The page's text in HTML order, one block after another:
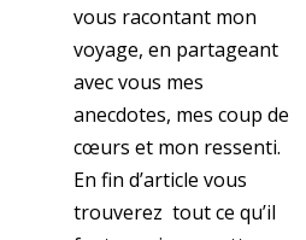
vous racontant mon
voyage, en partageant
avec vous mes
anecdotes, mes coup de
cœurs et mon ressenti.
En fin d’article vous
trouverez tout ce qu’il